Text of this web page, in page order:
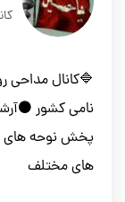
🔷کانال مداحی
نامی کشور
پخش نوحه
های مختلف